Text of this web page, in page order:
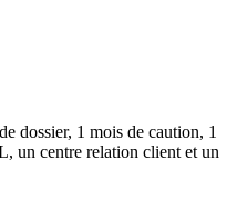
dossier, 1 mois de caution, 1
un centre relation client et un